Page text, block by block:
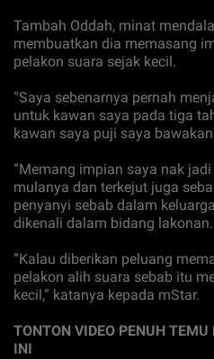
Tambah Oddah, minat
membuatkan dia memasang
pelakon suara sejak kecil.
“Saya sebenarnya pernah
untuk kawan saya pada tiga
kawan saya puji saya
“Memang impian saya nak
mulanya dan terkejut juga
penyanyi sebab dalam
dikenali dalam bidang lakonan.
“Kalau diberikan peluang
pelakon alih suara sebab itu
kecil,” katanya kepada mStar.
TONTON VIDEO PENUH
INI